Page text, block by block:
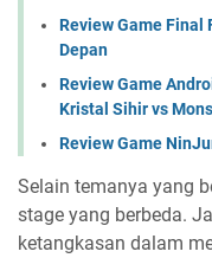
Review Game Final
Depan
Review Game
Kristal Sihir vs
Review Game
Selain temanya yang
stage yang berbeda.
ketangkasan dalam